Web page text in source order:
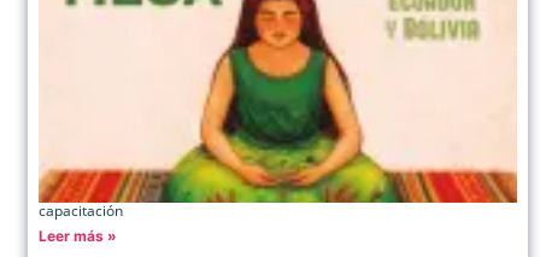
capacitación
Leer más »